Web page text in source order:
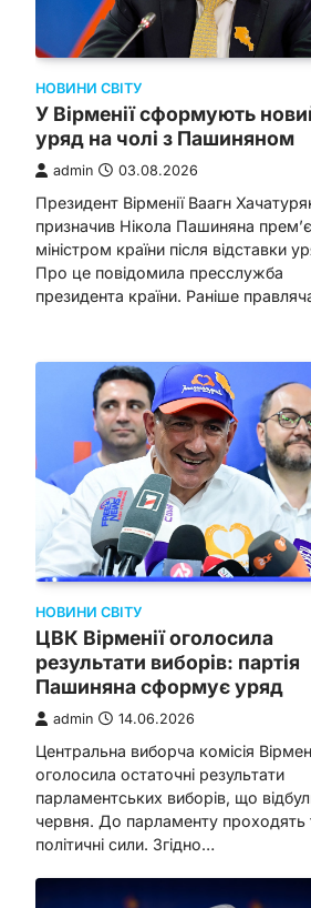
НОВИНИ СВІТУ
У Вірменії сформують
уряд на чолі з Пашиняном
admin 03.08.2026
Президент Вірменії Ваагн
призначив Нікола Пашиняна
міністром країни після відставки
Про це повідомила пресслужба
президента країни. Раніше
НОВИНИ СВІТУ
ЦВК Вірменії оголосила
результати виборів: партія
Пашиняна сформує уряд
admin 14.06.2026
Центральна виборча комісія
оголосила остаточні результати
парламентських виборів, що
червня. До парламенту проходять
політичні сили. Згідно…